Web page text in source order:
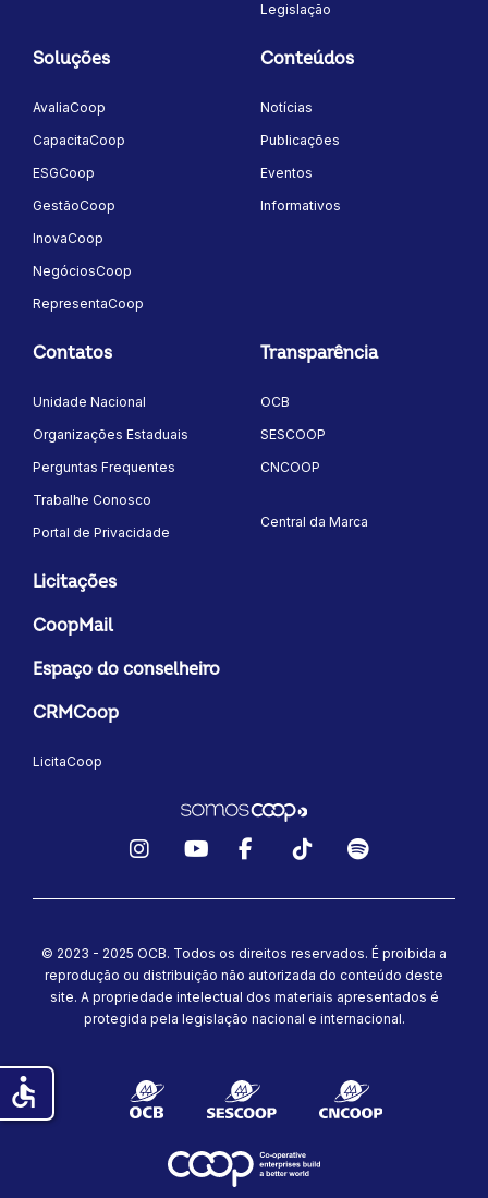
Legislação
Soluções
AvaliaCoop
CapacitaCoop
ESGCoop
GestãoCoop
InovaCoop
NegóciosCoop
RepresentaCoop
Conteúdos
Notícias
Publicações
Eventos
Informativos
Contatos
Unidade Nacional
Organizações Estaduais
Perguntas Frequentes
Trabalhe Conosco
Portal de Privacidade
Transparência
OCB
SESCOOP
CNCOOP
Central da Marca
Licitações
CoopMail
Espaço do conselheiro
CRMCoop
LicitaCoop
© 2023 - 2025 OCB. Todos os direitos reservados. É proibida a
reprodução ou distribuição não autorizada do conteúdo deste
site. A propriedade intelectual dos materiais apresentados é
protegida pela legislação nacional e internacional.
accessible